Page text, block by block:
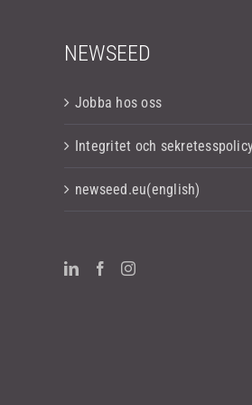
NEWSEED
Jobba hos oss
Integritet och
newseed.eu(english)